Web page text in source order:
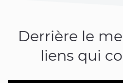
Derrière le
liens qui